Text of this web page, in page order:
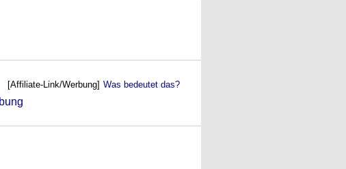
[Affiliate-Link/Werbung] Was bedeutet das?